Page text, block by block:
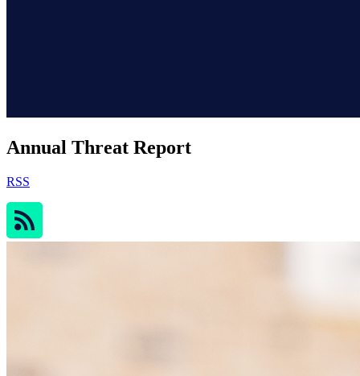
Annual Threat Report
RSS